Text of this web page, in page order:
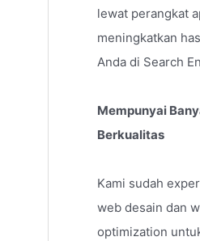
lewat perangkat
meningkatkan
Anda di Search
Mempunyai
Berkualitas
Kami sudah
web desain dan
optimization